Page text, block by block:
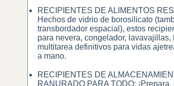
RECIPIENTES DE ALIMENTOS
Hechos de vidrio de borosilicato
transbordador espacial), estos
para nevera, congelador,
multitarea definitivos para vidas
a mano.
RECIPIENTES DE
RANURADO PARA TODO: